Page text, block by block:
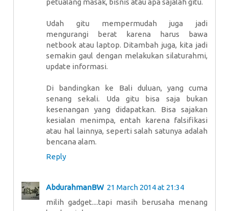
petualang masak, bisnis atau apa sajalah gitu.
Udah gitu mempermudah juga jadi
mengurangi berat karena harus bawa
netbook atau laptop. Ditambah juga, kita jadi
semakin gaul dengan melakukan silaturahmi,
update informasi.
Di bandingkan ke Bali duluan, yang cuma
senang sekali. Uda gitu bisa saja bukan
kesenangan yang didapatkan. Bisa sajakan
kesialan menimpa, entah karena falsifikasi
atau hal lainnya, seperti salah satunya adalah
bencana alam.
Reply
AbdurahmanBW 21 March 2014 at 21:34
milih gadget....tapi masih berusaha menang